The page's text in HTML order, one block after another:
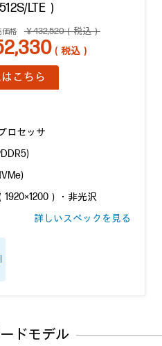
LTE）
価格 ￥432,520（税込）
（税込）
こちら
ロセッサ
1920×1200）・非光沢
詳しいスペックを見る
ドモデル